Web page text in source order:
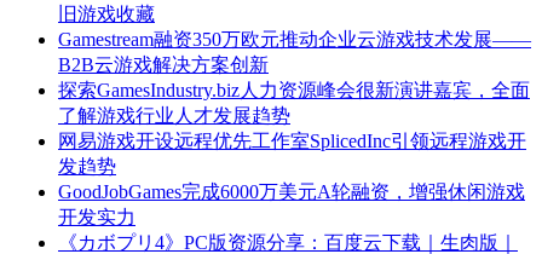
旧游戏收藏
Gamestream融资350万欧元推动企业云游戏技术发展——
B2B云游戏解决方案创新
探索GamesIndustry.biz人力资源峰会很新演讲嘉宾，全面
了解游戏行业人才发展趋势
网易游戏开设远程优先工作室SplicedInc引领远程游戏开
发趋势
GoodJobGames完成6000万美元A轮融资，增强休闲游戏
开发实力
《カボプリ4》PC版资源分享：百度云下载｜生肉版｜